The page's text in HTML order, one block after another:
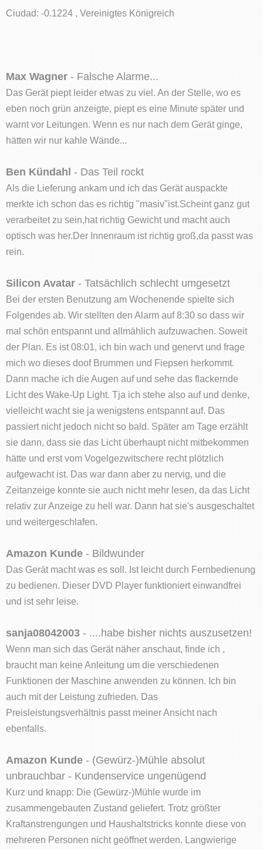
Ciudad: -0.1224 , Vereinigtes Königreich
Max Wagner - Falsche Alarme...
Das Gerät piept leider etwas zu viel. An der Stelle, wo es
eben noch grün anzeigte, piept es eine Minute später und
warnt vor Leitungen. Wenn es nur nach dem Gerät ginge,
hätten wir nur kahle Wände...
Ben Kündahl - Das Teil rockt
Als die Lieferung ankam und ich das Gerät auspackte
merkte ich schon das es richtig "masiv"ist.Scheint ganz gut
verarbeitet zu sein,hat richtig Gewicht und macht auch
optisch was her.Der Innenraum ist richtig groß,da passt was
rein.
Silicon Avatar - Tatsächlich schlecht umgesetzt
Bei der ersten Benutzung am Wochenende spielte sich
Folgendes ab. Wir stellten den Alarm auf 8:30 so dass wir
mal schön entspannt und allmählich aufzuwachen. Soweit
der Plan. Es ist 08:01, ich bin wach und genervt und frage
mich wo dieses doof Brummen und Fiepsen herkommt.
Dann mache ich die Augen auf und sehe das flackernde
Licht des Wake-Up Light. Tja ich stehe also auf und denke,
vielleicht wacht sie ja wenigstens entspannt auf. Das
passiert nicht jedoch nicht so bald. Später am Tage erzählt
sie dann, dass sie das Licht überhaupt nicht mitbekommen
hätte und erst vom Vogelgezwitschere recht plötzlich
aufgewacht ist. Das war dann aber zu nervig, und die
Zeitanzeige konnte sie auch nicht mehr lesen, da das Licht
relativ zur Anzeige zu hell war. Dann hat sie's ausgeschaltet
und weitergeschlafen.
Amazon Kunde - Bildwunder
Das Gerät macht was es soll. Ist leicht durch Fernbedienung
zu bedienen. Dieser DVD Player funktioniert einwandfrei
und ist sehr leise.
sanja08042003 - ....habe bisher nichts auszusetzen!
Wenn man sich das Gerät näher anschaut, finde ich ,
braucht man keine Anleitung um die verschiedenen
Funktionen der Maschine anwenden zu können. Ich bin
auch mit der Leistung zufrieden. Das
Preisleistungsverhältnis passt meiner Ansicht nach
ebenfalls.
Amazon Kunde - (Gewürz-)Mühle absolut
unbrauchbar - Kundenservice ungenügend
Kurz und knapp: Die (Gewürz-)Mühle wurde im
zusammengebauten Zustand geliefert. Trotz größter
Kraftanstrengungen und Haushaltstricks konnte diese von
mehreren Personen nicht geöffnet werden. Langwierige